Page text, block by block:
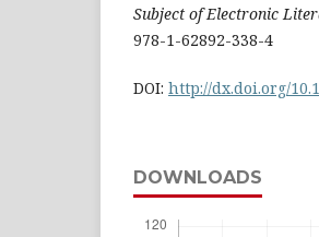
Subject of Electronic
978-1-62892-338-4
DOI: http://dx.doi.org/
DOWNLOADS